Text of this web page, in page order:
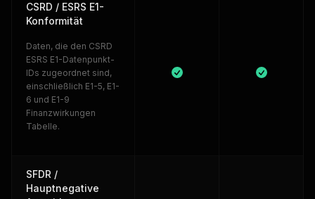
CSRD / ESRS E1-
Konformität
Daten, die den CSRD
ESRS E1-Datenpunkt-
IDs zugeordnet sind,
einschließlich E1-5, E1-
6 und E1-9
Finanzwirkungen
Tabelle.
SFDR /
Hauptnegative